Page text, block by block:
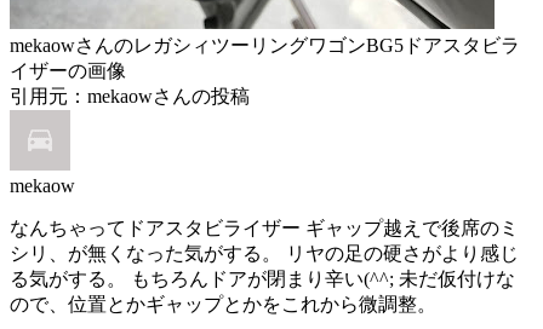
mekaowさんのレガシィツーリングワゴンBG5ドアスタビラ
イザーの画像
引用元：mekaowさんの投稿
mekaow
なんちゃってドアスタビライザー ギャップ越えで後席のミ
シリ、が無くなった気がする。 リヤの足の硬さがより感じ
る気がする。 もちろんドアが閉まり辛い(^^; 未だ仮付けな
ので、位置とかギャップとかをこれから微調整。